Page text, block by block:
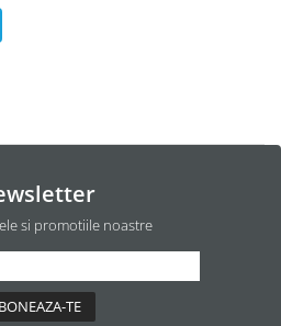
si promotiile noastre